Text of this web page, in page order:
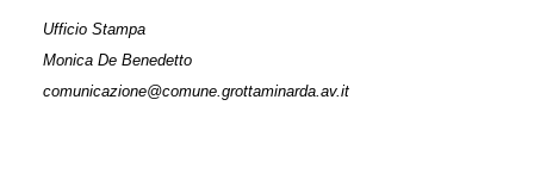
Ufficio Stampa
Monica De Benedetto
comunicazione@comune.grottaminarda.av.it